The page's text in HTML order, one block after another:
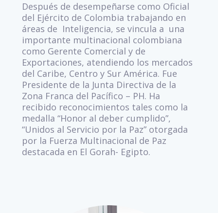
Después de desempeñarse como Oficial
del Ejército de Colombia trabajando en
áreas de Inteligencia, se vincula a una
importante multinacional colombiana
como Gerente Comercial y de
Exportaciones, atendiendo los mercados
del Caribe, Centro y Sur América. Fue
Presidente de la Junta Directiva de la
Zona Franca del Pacífico – PH. Ha
recibido reconocimientos tales como la
medalla “Honor al deber cumplido”,
“Unidos al Servicio por la Paz” otorgada
por la Fuerza Multinacional de Paz
destacada en El Gorah- Egipto.